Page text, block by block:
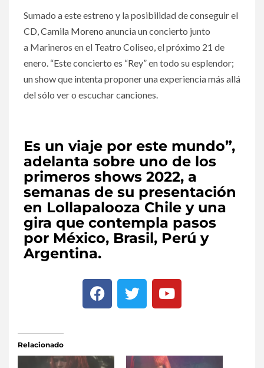
Sumado a este estreno y la posibilidad de conseguir el
CD, Camila Moreno anuncia un concierto junto
a Marineros en el Teatro Coliseo, el próximo 21 de
enero. “Este concierto es “Rey” en todo su esplendor;
un show que intenta proponer una experiencia más allá
del sólo ver o escuchar canciones.
Es un viaje por este mundo”,
adelanta sobre uno de los
primeros shows 2022, a
semanas de su presentación
en Lollapalooza Chile y una
gira que contempla pasos
por México, Brasil, Perú y
Argentina.
Relacionado